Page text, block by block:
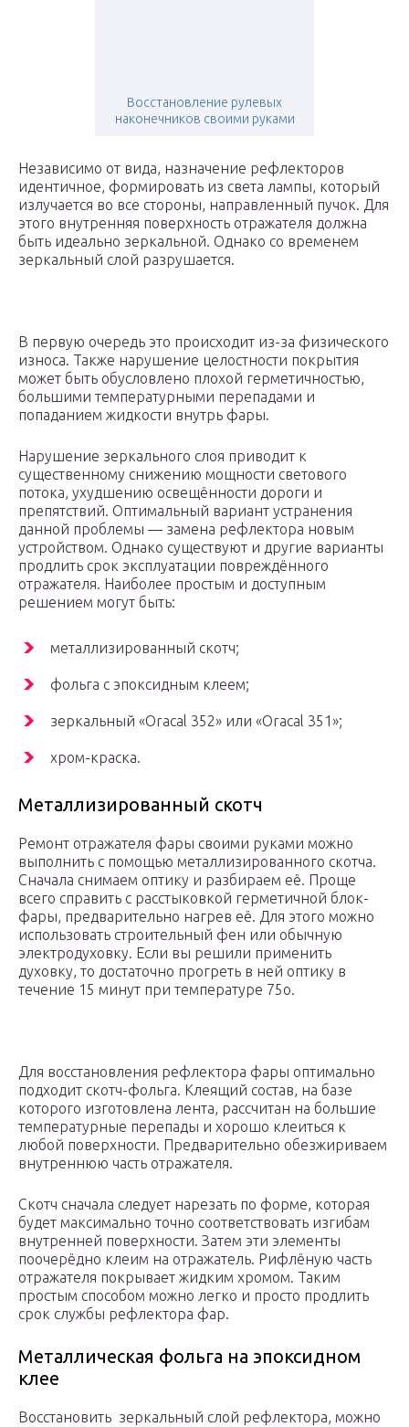
Восстановление рулевых
наконечников своими руками
Независимо от вида, назначение рефлекторов
идентичное, формировать из света лампы, который
излучается во все стороны, направленный пучок. Для
этого внутренняя поверхность отражателя должна
быть идеально зеркальной. Однако со временем
зеркальный слой разрушается.
В первую очередь это происходит из-за физического
износа. Также нарушение целостности покрытия
может быть обусловлено плохой герметичностью,
большими температурными перепадами и
попаданием жидкости внутрь фары.
Нарушение зеркального слоя приводит к
существенному снижению мощности светового
потока, ухудшению освещённости дороги и
препятствий. Оптимальный вариант устранения
данной проблемы — замена рефлектора новым
устройством. Однако существуют и другие варианты
продлить срок эксплуатации повреждённого
отражателя. Наиболее простым и доступным
решением могут быть:
металлизированный скотч;
фольга с эпоксидным клеем;
зеркальный «Oracal 352» или «Oracal 351»;
хром-краска.
Металлизированный скотч
Ремонт отражателя фары своими руками можно
выполнить с помощью металлизированного скотча.
Сначала снимаем оптику и разбираем её. Проще
всего справить с расстыковкой герметичной блок-
фары, предварительно нагрев её. Для этого можно
использовать строительный фен или обычную
электродуховку. Если вы решили применить
духовку, то достаточно прогреть в ней оптику в
течение 15 минут при температуре 75о.
Для восстановления рефлектора фары оптимально
подходит скотч-фольга. Клеящий состав, на базе
которого изготовлена лента, рассчитан на большие
температурные перепады и хорошо клеиться к
любой поверхности. Предварительно обезжириваем
внутреннюю часть отражателя.
Скотч сначала следует нарезать по форме, которая
будет максимально точно соответствовать изгибам
внутренней поверхности. Затем эти элементы
поочерёдно клеим на отражатель. Рифлёную часть
отражателя покрывает жидким хромом. Таким
простым способом можно легко и просто продлить
срок службы рефлектора фар.
Металлическая фольга на эпоксидном
клее
Восстановить зеркальный слой рефлектора, можно